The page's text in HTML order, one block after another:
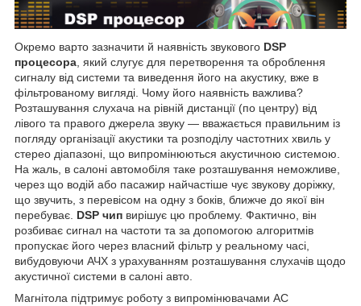
Окремо варто зазначити й наявність звукового DSP
процесора, який слугує для перетворення та оброблення
сигналу від системи та виведення його на акустику, вже в
фільтрованому вигляді. Чому його наявність важлива?
Розташування слухача на рівній дистанції (по центру) від
лівого та правого джерела звуку — вважається правильним із
погляду організації акустики та розподілу частотних хвиль у
стерео діапазоні, що випромінюються акустичною системою.
На жаль, в салоні автомобіля таке розташування неможливе,
через що водій або пасажир найчастіше чує звукову доріжку,
що звучить, з перевісом на одну з боків, ближче до якої він
перебуває. DSP чип вирішує цю проблему. Фактично, він
розбиває сигнал на частоти та за допомогою алгоритмів
пропускає його через власний фільтр у реальному часі,
вибудовуючи АЧХ з урахуванням розташування слухачів щодо
акустичної системи в салоні авто.
Магнітола підтримує роботу з випромінювачами АС